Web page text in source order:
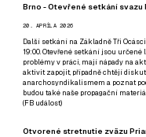
Brno - Otevřené setkání svazu
20. APRÍLA 2026
Další setkání na Základně Tři
19:00. Otevřené setkání jsou
problémy v práci, mají nápady na
aktivit zapojit, případně chtějí
anarchosyndikalismem a poznat
budou také naše propagační
(FB událost)
Otvorené stretnutie zväzu